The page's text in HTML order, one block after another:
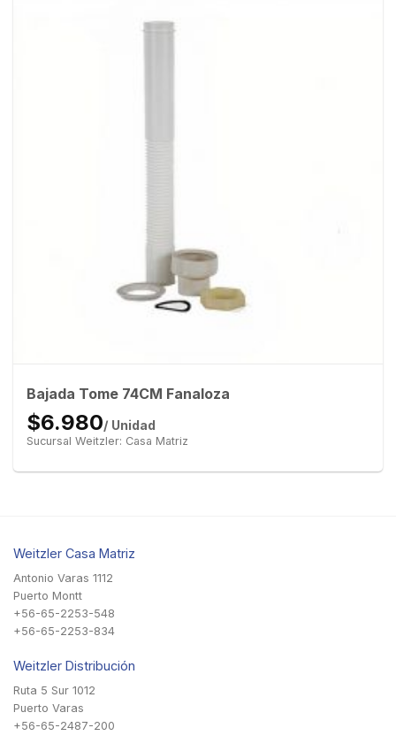
Bajada Tome 74CM Fanaloza
$6.980/ Unidad
Sucursal Weitzler: Casa Matriz
Weitzler Casa Matriz
Antonio Varas 1112
Puerto Montt
+56-65-2253-548
+56-65-2253-834
Weitzler Distribución
Ruta 5 Sur 1012
Puerto Varas
+56-65-2487-200